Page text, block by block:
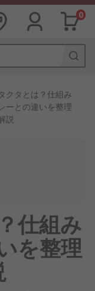
0
クタとは？仕組み
ーとの違いを整理
説
仕組み
を整理